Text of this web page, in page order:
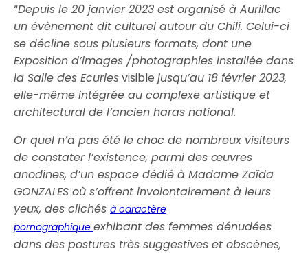
“Depuis le 20 janvier 2023 est organisé à Aurillac
un évènement dit culturel autour du Chili. Celui-ci
se décline sous plusieurs formats, dont une
Exposition d’images /photographies installée dans
la Salle des Ecuriesvisiblejusqu’au 18 février 2023,
elle-même intégrée au complexe artistique et
architectural de l’ancien haras national.
Or quel n’a pas été le choc de nombreux visiteurs
de constater l’existence, parmi des œuvres
anodines, d’un espace dédié à Madame Zaïda
GONZALES où s’offrent involontairement à leurs
yeux, des clichésà caractère
pornographiqueexhibant des femmes dénudées
dans des postures très suggestives et obscènes,